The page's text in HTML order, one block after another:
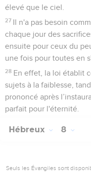
élevé que le ciel.
27 Il n'a pas besoin
chaque jour des
ensuite pour ceux du
une fois pour toutes en
28 En effet, la loi établit
sujets à la faiblesse,
prononcé après
parfait pour l'éternité.
Hébreux 8
Seuls les Évangiles sont